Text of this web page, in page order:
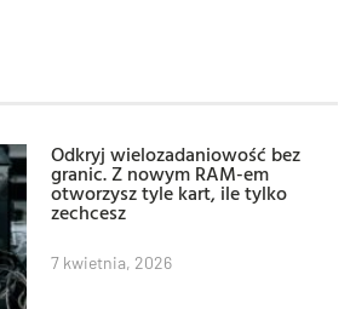
Odkryj wielozadaniowość bez
granic. Z nowym RAM-em
otworzysz tyle kart, ile tylko
zechcesz
7 kwietnia, 2026